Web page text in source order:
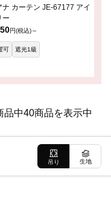
ナ カーテン JE-67177 アイ
ー
円(税込)～
可 遮光1級
品中40商品を表示中
吊り 生地